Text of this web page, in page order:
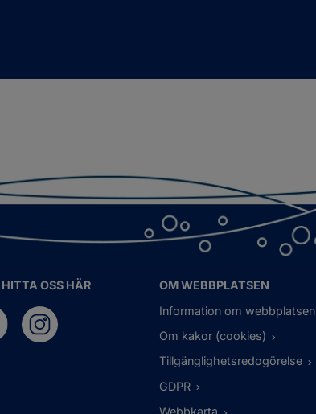
OSS HÄR
OM WEBBPLATSEN
Information om webbplatsen
Om kakor (cookies)
Tillgänglighetsredogörelse
GDPR